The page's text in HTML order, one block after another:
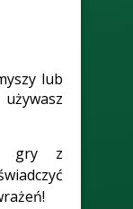
lub
gry z